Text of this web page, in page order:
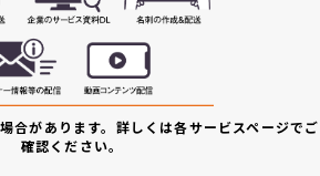
合があります。詳しくは各サービスページでご
確認ください。